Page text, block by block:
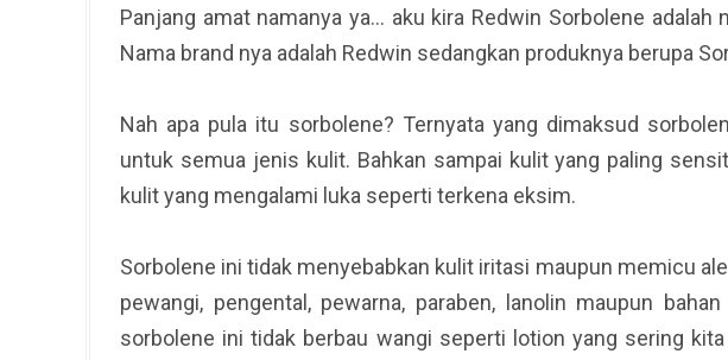
Panjang amat namanya ya... aku kira Redwin Sorbolene adalah
Nama brand nya adalah Redwin sedangkan produknya berupa
Nah apa pula itu sorbolene? Ternyata yang dimaksud
untuk semua jenis kulit. Bahkan sampai kulit yang paling
kulit yang mengalami luka seperti terkena eksim.
Sorbolene ini tidak menyebabkan kulit iritasi maupun memicu
pewangi, pengental, pewarna, paraben, lanolin maupun
sorbolene ini tidak berbau wangi seperti lotion yang sering